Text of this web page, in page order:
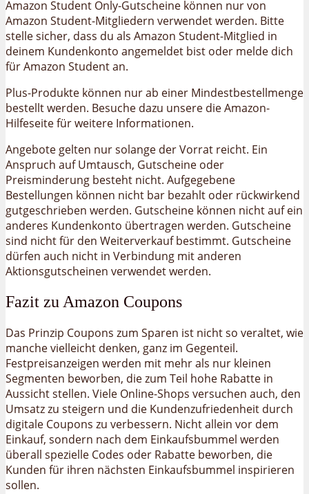
Amazon Student Only-Gutscheine können nur von
Amazon Student-Mitgliedern verwendet werden. Bitte
stelle sicher, dass du als Amazon Student-Mitglied in
deinem Kundenkonto angemeldet bist oder melde dich
für Amazon Student an.
Plus-Produkte können nur ab einer Mindestbestellmenge
bestellt werden. Besuche dazu unsere die Amazon-
Hilfeseite für weitere Informationen.
Angebote gelten nur solange der Vorrat reicht. Ein
Anspruch auf Umtausch, Gutscheine oder
Preisminderung besteht nicht. Aufgegebene
Bestellungen können nicht bar bezahlt oder rückwirkend
gutgeschrieben werden. Gutscheine können nicht auf ein
anderes Kundenkonto übertragen werden. Gutscheine
sind nicht für den Weiterverkauf bestimmt. Gutscheine
dürfen auch nicht in Verbindung mit anderen
Aktionsgutscheinen verwendet werden.
Fazit zu Amazon Coupons
Das Prinzip Coupons zum Sparen ist nicht so veraltet, wie
manche vielleicht denken, ganz im Gegenteil.
Festpreisanzeigen werden mit mehr als nur kleinen
Segmenten beworben, die zum Teil hohe Rabatte in
Aussicht stellen. Viele Online-Shops versuchen auch, den
Umsatz zu steigern und die Kundenzufriedenheit durch
digitale Coupons zu verbessern. Nicht allein vor dem
Einkauf, sondern nach dem Einkaufsbummel werden
überall spezielle Codes oder Rabatte beworben, die
Kunden für ihren nächsten Einkaufsbummel inspirieren
sollen.